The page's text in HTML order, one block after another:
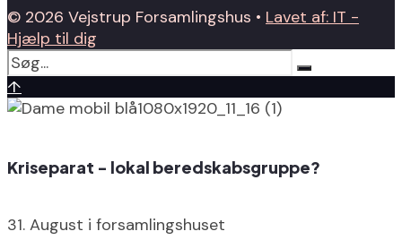
© 2026 Vejstrup Forsamlingshus • Lavet af: IT -
Hjælp til dig
↑
Kriseparat - lokal beredskabsgruppe?
31. August i forsamlingshuset